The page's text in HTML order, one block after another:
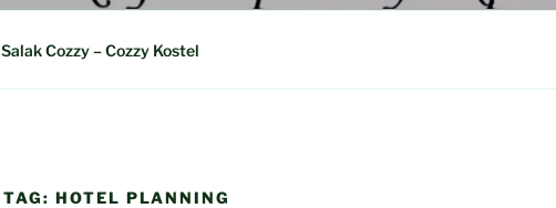
Salak Cozzy – Cozzy Kostel
TAG: HOTEL PLANNING